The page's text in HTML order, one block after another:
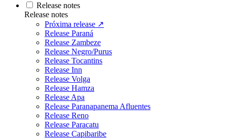
Release notes
Release notes
Próxima release ↗
Release Paraná
Release Zambeze
Release Negro/Purus
Release Tocantins
Release Inn
Release Volga
Release Hamza
Release Apa
Release Paranapanema Afluentes
Release Reno
Release Paracatu
Release Capibaribe